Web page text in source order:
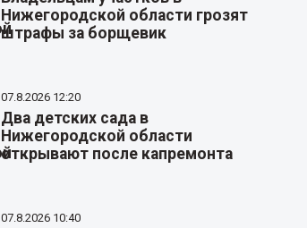
Нижегородской области грозят
штрафы за борщевик
07.8.2026 12:20
Два детских сада в
Нижегородской области
открывают после капремонта
07.8.2026 10:40